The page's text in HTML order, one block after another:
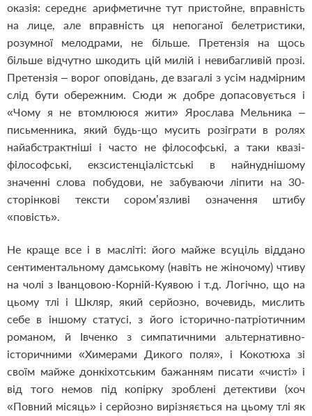
оказія: середнє арифметичне тут пристойне, вправність
на лице, але вправність ця непоганої белетристики,
розумної мелодрами, не більше. Претензія на щось
більше відчутно шкодить цій милій і невибагливій прозі.
Претензія – ворог оповідань, де взагалі з усім надмірним
слід бути обережним. Сюди ж добре допасовується і
«Чому я не втомлююся жити» Ярослава Мельника –
письменника, який будь-що мусить розіграти в ролях
найабстрактніші і часто не філософські, а таки квазі-
філософські, екзсистенціалістські в найнуднішому
значенні слова побудови, не забуваючи ліпити на 30-
сторінкові тексти сором’язливі означення штибу
«повість».
Не краще все і в масліті: його майже всуціль віддано
сентиментальному дамському (навіть не жіночому) чтиву
на чолі з Іванцовою-Корній-Куявою і т.д. Логічно, що на
цьому тлі і Шкляр, який серйозно, вочевидь, мислить
себе в іншому статусі, з його історично-патріотичним
романом, й Івченко з симпатичними альтернативно-
історичними «Химерами Дикого поля», і Кокотюха зі
своїм майже донкіхотським бажанням писати «чисті» і
від того немов під копірку зроблені детективи (хоч
«Повний місяць» і серйозно вирізняється на цьому тлі як